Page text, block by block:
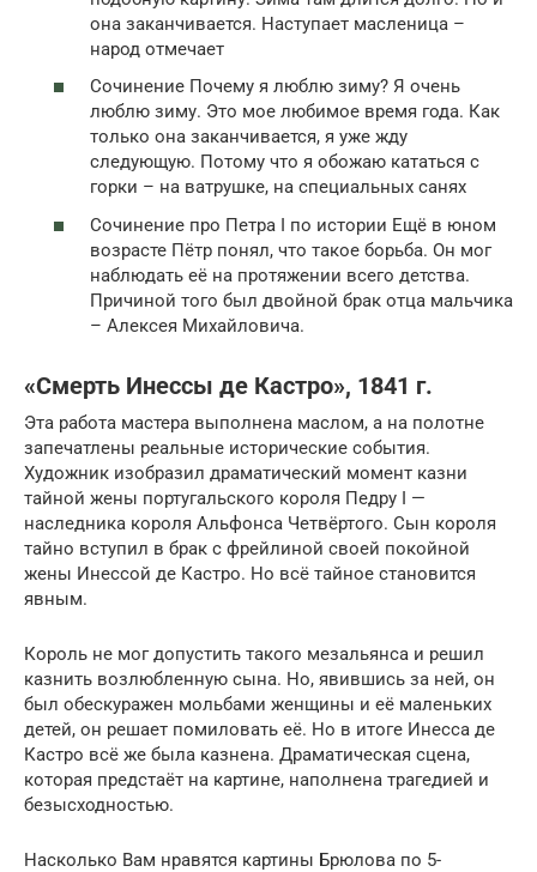
она заканчивается. Наступает масленица –
народ отмечает
Сочинение Почему я люблю зиму? Я очень
люблю зиму. Это мое любимое время года. Как
только она заканчивается, я уже жду
следующую. Потому что я обожаю кататься с
горки – на ватрушке, на специальных санях
Сочинение про Петра I по истории Ещё в юном
возрасте Пётр понял, что такое борьба. Он мог
наблюдать её на протяжении всего детства.
Причиной того был двойной брак отца мальчика
– Алексея Михайловича.
«Смерть Инессы де Кастро», 1841 г.
Эта работа мастера выполнена маслом, а на полотне
запечатлены реальные исторические события.
Художник изобразил драматический момент казни
тайной жены португальского короля Педру I —
наследника короля Альфонса Четвёртого. Сын короля
тайно вступил в брак с фрейлиной своей покойной
жены Инессой де Кастро. Но всё тайное становится
явным.
Король не мог допустить такого мезальянса и решил
казнить возлюбленную сына. Но, явившись за ней, он
был обескуражен мольбами женщины и её маленьких
детей, он решает помиловать её. Но в итоге Инесса де
Кастро всё же была казнена. Драматическая сцена,
которая предстаёт на картине, наполнена трагедией и
безысходностью.
Насколько Вам нравятся картины Брюлова по 5-